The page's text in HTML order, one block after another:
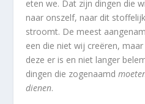
eten we. Dat zijn dingen die
naar onszelf, naar dit
stroomt. De meest
een die niet wij creëren,
deze er is en niet langer
dingen die zogenaamd
dienen.